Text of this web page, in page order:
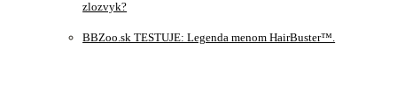
zlozvyk?
BBZoo.sk TESTUJE: Legenda menom HairBuster™.